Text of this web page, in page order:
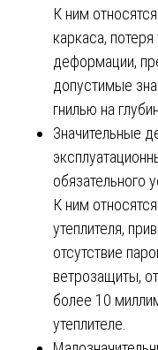
К ним
каркаса,
деформации,
допустимые
гнилью на
Значительные
обязательного
К ним
утеплителя,
отсутствие
ветрозащиты,
более 10
утеплителе.